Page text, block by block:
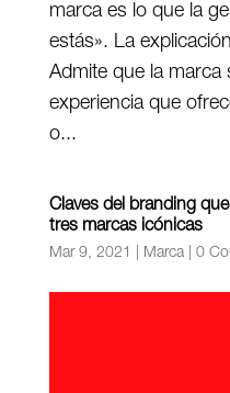
marca es lo que la
estás». La
Admite que la marca
experiencia que
o...
Claves del branding
tres marcas icónicas
Mar 9, 2021 Marca| 0